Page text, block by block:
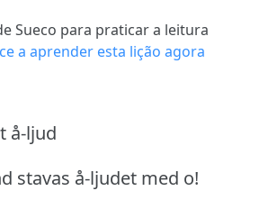
Sueco para praticar a leitura
a aprender esta lição agora
å-ljud
stavas å-ljudet med o!